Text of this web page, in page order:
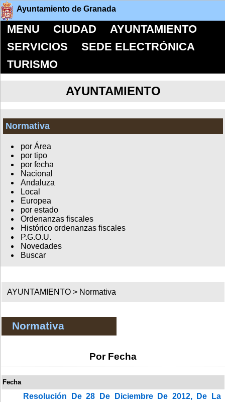
Ayuntamiento de Granada
MENU CIUDAD
AYUNTAMIENTO
SERVICIOS
SEDE ELECTRÓNICA
TURISMO
AYUNTAMIENTO
Normativa
por Área
por tipo
por fecha
Nacional
Andaluza
Local
Europea
por estado
Ordenanzas fiscales
Histórico ordenanzas fiscales
P.G.O.U.
Novedades
Buscar
AYUNTAMIENTO > Normativa
Normativa
Por Fecha
Fecha
Resolución De 28 De Diciembre De 2012, De La